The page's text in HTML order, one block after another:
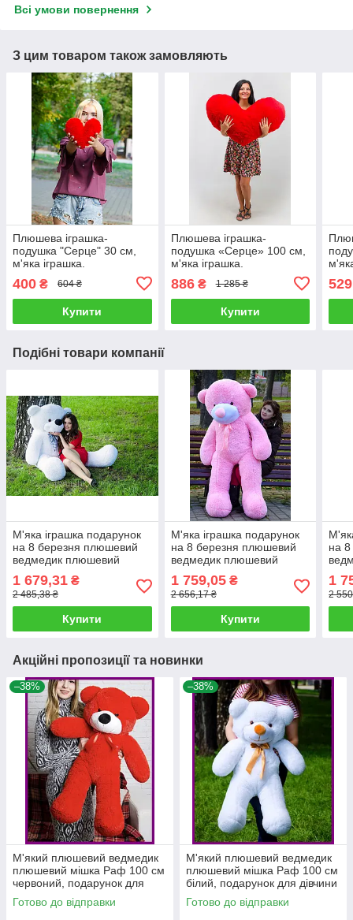
Всі умови повернення
З цим товаром також замовляють
Плюшева іграшка-
подушка "Серце" 30 см,
м'яка іграшка.
400 ₴ 604 ₴
Купити
Плюшева іграшка-
подушка «Серце» 100 см,
м'яка іграшка.
886₴ 1 285 ₴
Купити
529
Подібні товари компанії
М'яка іграшка подарунок
на 8 березня плюшевий
ведмедик плюшевий
мішка Нестор 160 см
Білий
1 679,31 ₴
2 485,38 ₴
Купити
М'яка іграшка подарунок
на 8 березня плюшевий
ведмедик плюшевий
мішка Рафаель 180 см
Рожевий
1 759,05₴
2 656,17 ₴
Купити
на
1
2
Акційні пропозиції та новинки
–38%
М'який плюшевий ведмедик
плюшевий мішка Раф 100 см
червоний, подарунок для
дівчини на день народження
Готово до відправки
–38%
М'який плюшевий ведмедик
плюшевий мішка Раф 100 см
білий, подарунок для дівчини
на день народження
Готово до відправки